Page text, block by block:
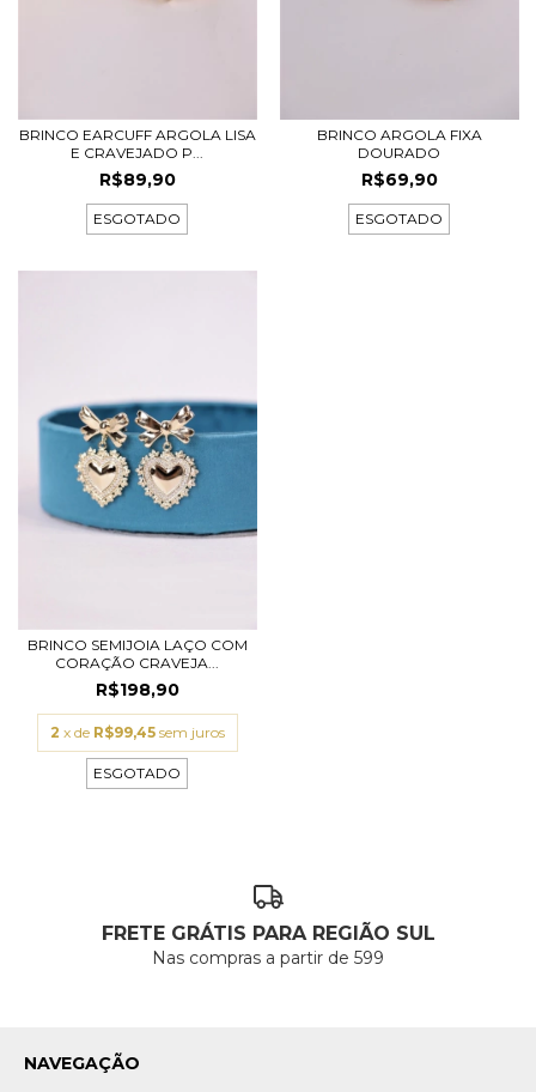
BRINCO EARCUFF ARGOLA LISA
E CRAVEJADO P...
R$89,90
ESGOTADO
BRINCO ARGOLA FIXA
DOURADO
R$69,90
ESGOTADO
BRINCO SEMIJOIA LAÇO COM
CORAÇÃO CRAVEJA...
R$198,90
2 x de R$99,45 sem juros
ESGOTADO
FRETE GRÁTIS PARA REGIÃO SUL
Nas compras a partir de 599
NAVEGAÇÃO